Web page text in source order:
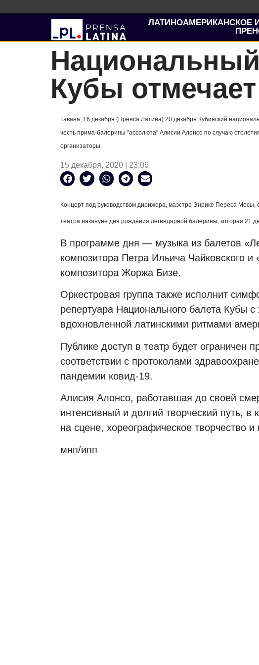
ЛАТИНОАМЕРИКАНСКОЕ
Кубы
Гавана, 16 декабря (Пренса Латина) 20 декабря Кубинский
честь прима-балерины "ассолюта" Алисии Алонсо по случаю
организаторы.
15 декабря, 2020 | 23:06
Концерт под руководством дирижера, маэстро Энрике Переса Месы,
театра накануне дня рождения легендарной балерины, которая 21
В программе дня — музыка из балетов
композитора Петра Ильича Чайковского и
композитора Жоржа Бизе.
Оркестровая группа также исполнит
репертуара Национального балета Кубы
вдохновленной латинскими ритмами
Публике доступ в театр будет ограничен
соответствии с протоколами
пандемии ковид-19.
Алисия Алонсо, работавшая до своей
интенсивный и долгий творческий путь,
на сцене, хореографическое творчество и
мнп/ипп